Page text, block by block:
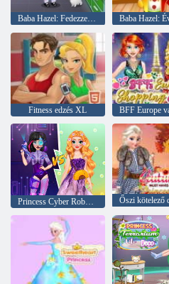
Baba Hazel: Fedezze fel az állatokat
Fitness edzés XL